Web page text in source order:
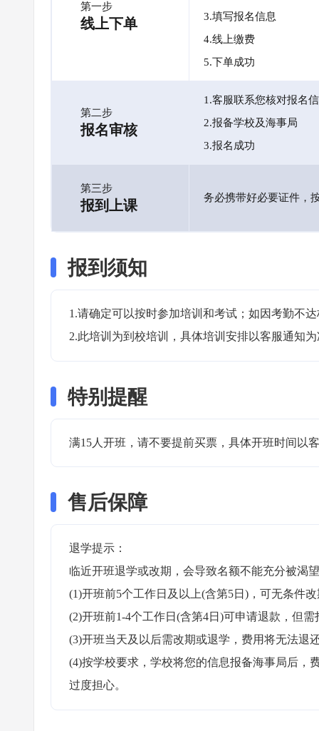
第一步
线上下单
3.填写报名信息
4.线上缴费
5.下单成功
第二步
报名审核
1.客服联系您核对报名
2.报备学校及海事局
3.报名成功
第三步
报到上课 务必携带好必要证件，
报到须知
1.请确定可以按时参加培训和考试；如因考勤不
2.此培训为到校培训，具体培训安排以客服通知
特别提醒
满15人开班，请不要提前买票，具体开班时间以
售后保障
退学提示：
临近开班退学或改期，会导致名额不能充分被渴
(1)开班前5个工作日及以上(含第5日)，可无条件
(2)开班前1-4个工作日(含第4日)可申请退款，但
(3)开班当天及以后需改期或退学，费用将无法退
(4)按学校要求，学校将您的信息报备海事局后，
过度担心。